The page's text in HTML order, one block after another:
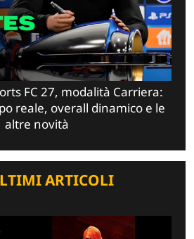
FC 27, modalità Carriera:
reale, overall dinamico e le
altre novità
ARTICOLI